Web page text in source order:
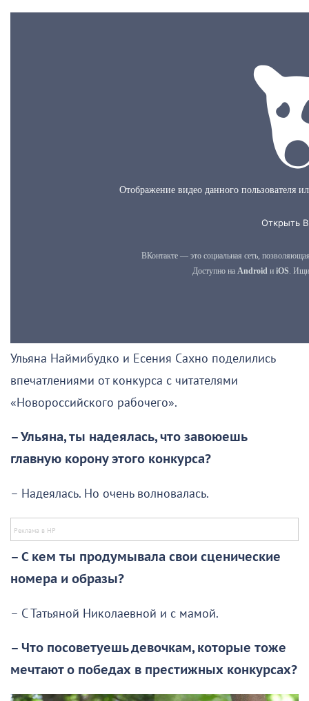
Ульяна Наймибудко и Есения Сахно поделились
впечатлениями от конкурса с читателями
«Новороссийского рабочего».
– Ульяна, ты надеялась, что завоюешь
главную корону этого конкурса?
– Надеялась. Но очень волновалась.
– С кем ты продумывала свои сценические
номера и образы?
– С Татьяной Николаевной и с мамой.
– Что посоветуешь девочкам, которые тоже
мечтают о победах в престижных конкурсах?